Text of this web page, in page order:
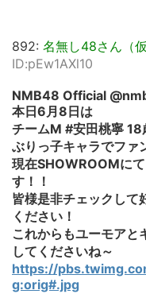
892: 名無し48さん（仮
ID:pEw1AXl10
NMB48 Official
本日6月8日は
チームM #安田桃寧 18
ぶりっ子キャラでファ
現在SHOWROOMに
す！！
皆様是非チェックして
ください！
これからもユーモアと
してくださいね～
https://
g:orig#.jpg